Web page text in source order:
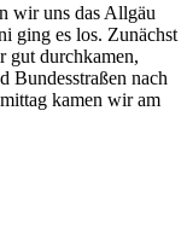
wir uns das Allgäu
ging es los. Zunächst
gut durchkamen,
Bundesstraßen nach
kamen wir am